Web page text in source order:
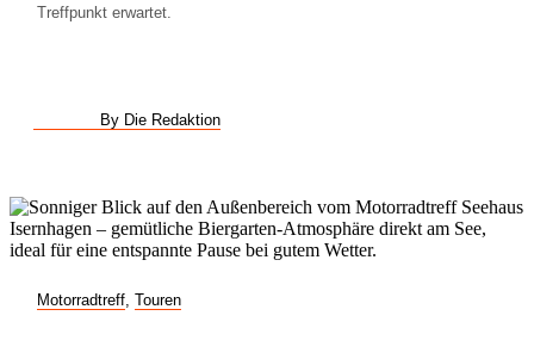
Treffpunkt erwartet.
By Die Redaktion
Motorradtreff Touren